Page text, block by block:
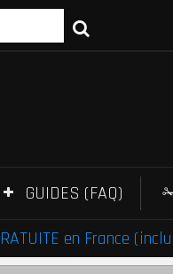
GUIDES (FAQ)
en France